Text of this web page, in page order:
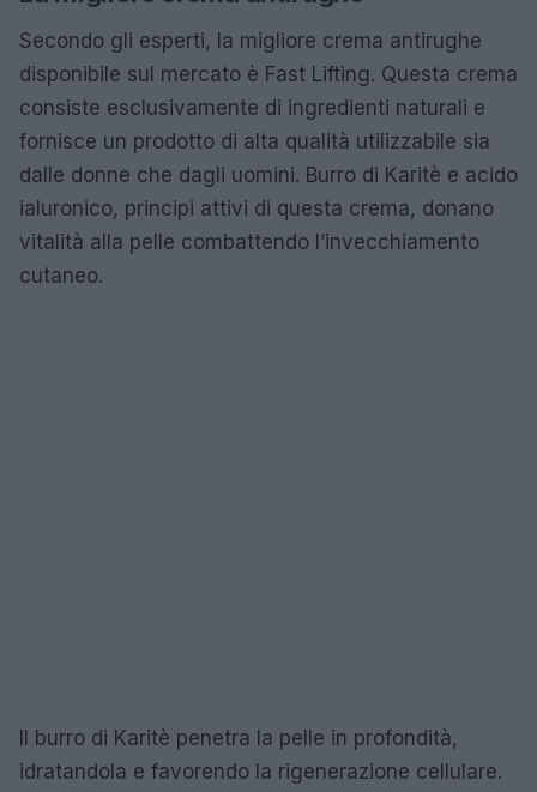
Secondo gli esperti, la migliore crema antirughe
disponibile sul mercato è Fast Lifting. Questa crema
consiste esclusivamente di ingredienti naturali e
fornisce un prodotto di alta qualità utilizzabile sia
dalle donne che dagli uomini. Burro di Karitè e acido
ialuronico, principi attivi di questa crema, donano
vitalità alla pelle combattendo l’invecchiamento
cutaneo.
Il burro di Karitè penetra la pelle in profondità,
idratandola e favorendo la rigenerazione cellulare.